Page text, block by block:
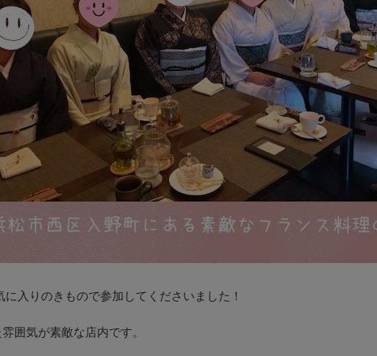
に入りのきもので参加してくださいました！
囲気が素敵な店内です。